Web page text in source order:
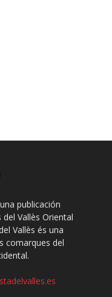
publicación
Vallès Oriental
Vallès és una
comarques del